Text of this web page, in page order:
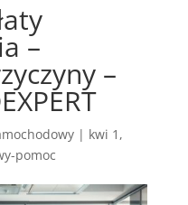
–
–
| kwi 1,
pomoc